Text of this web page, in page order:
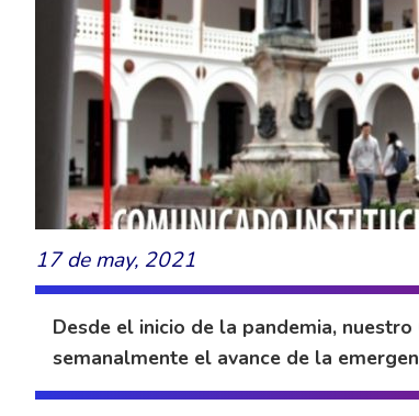
17 de may, 2021
Desde el inicio de la pandemia,
semanalmente el avance de la